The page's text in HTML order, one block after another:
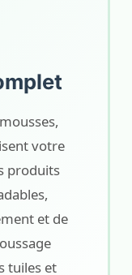
votre
produits
et de
tuiles et